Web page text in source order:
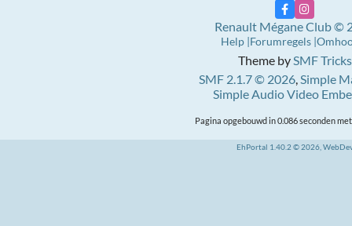
Theme bySMF Tricks
SMF 2.1.7 © 2026,Simple
Simple Audio Video
Renault Mégane Club ©
Help Forumregels
Pagina opgebouwd in 0.086 seconden
EhPortal 1.40.2 © 2026,